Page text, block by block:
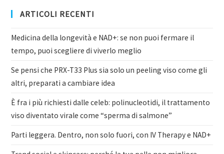
ARTICOLI RECENTI
Medicina della longevità e NAD+: se non puoi fermare il
tempo, puoi scegliere di viverlo meglio
Se pensi che PRX-T33 Plus sia solo un peeling viso come gli
altri, preparati a cambiare idea
È fra i più richiesti dalle celeb: polinucleotidi, il trattamento
viso diventato virale come “sperma di salmone”
Parti leggera. Dentro, non solo fuori, con IV Therapy e NAD+